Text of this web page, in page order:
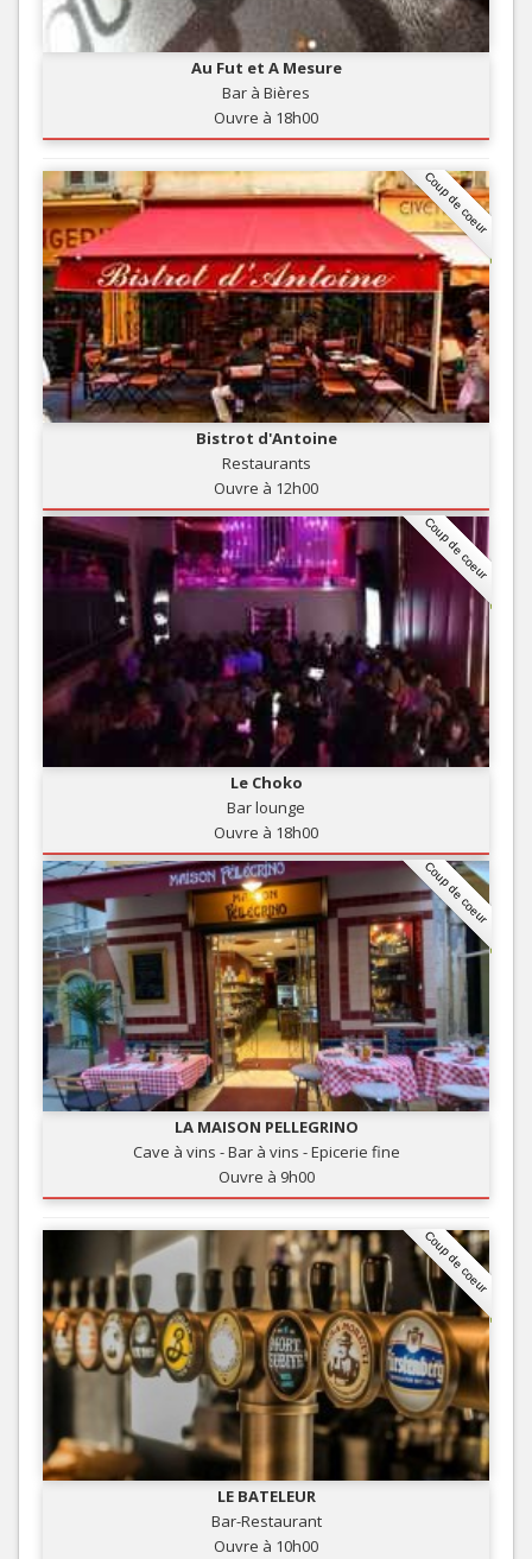
Au Fut et A Mesure
Bar à Bières
Ouvre à 18h00
Coup de coeur
Bistrot d'Antoine
Restaurants
Ouvre à 12h00
Coup de coeur
Le Choko
Bar lounge
Ouvre à 18h00
Coup de coeur
LA MAISON PELLEGRINO
Cave à vins - Bar à vins - Epicerie fine
Ouvre à 9h00
Coup de coeur
LE BATELEUR
Bar-Restaurant
Ouvre à 10h00